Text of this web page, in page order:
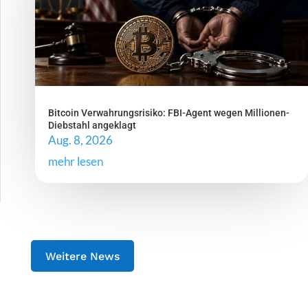
Bitcoin Verwahrungsrisiko: FBI-Agent wegen Millionen-
Diebstahl angeklagt
Aug. 8, 2026
mehr lesen
Weitere News